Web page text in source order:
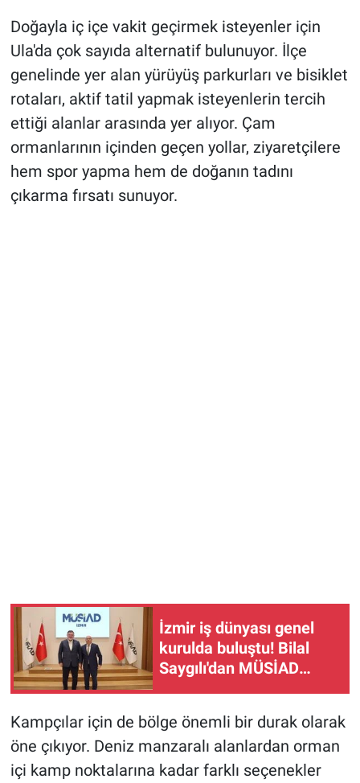
Doğayla iç içe vakit geçirmek isteyenler için
Ula'da çok sayıda alternatif bulunuyor. İlçe
genelinde yer alan yürüyüş parkurları ve bisiklet
rotaları, aktif tatil yapmak isteyenlerin tercih
ettiği alanlar arasında yer alıyor. Çam
ormanlarının içinden geçen yollar, ziyaretçilere
hem spor yapma hem de doğanın tadını
çıkarma fırsatı sunuyor.
İzmir iş dünyası genel
kurulda buluştu! Bilal
Saygılı'dan MÜSİAD
Kampçılar için de bölge önemli bir durak olarak
öne çıkıyor. Deniz manzaralı alanlardan orman
içi kamp noktalarına kadar farklı seçenekler